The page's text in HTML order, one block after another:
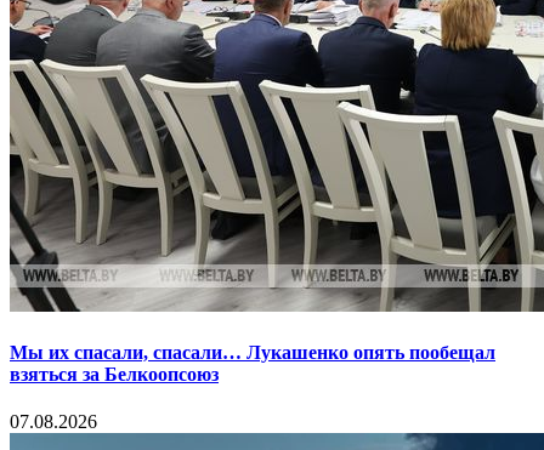
Мы их спасали, спасали… Лукашенко опять пообещал
взяться за Белкоопсоюз
07.08.2026